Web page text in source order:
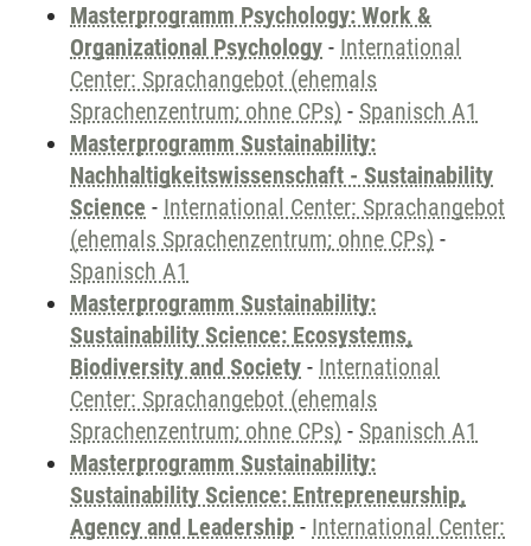
Masterprogramm Psychology: Work &
Organizational Psychology - International
Center: Sprachangebot (ehemals
Sprachenzentrum; ohne CPs) - Spanisch A1
Masterprogramm Sustainability:
Nachhaltigkeitswissenschaft - Sustainability
Science - International Center: Sprachangebot
(ehemals Sprachenzentrum; ohne CPs) -
Spanisch A1
Masterprogramm Sustainability:
Sustainability Science: Ecosystems,
Biodiversity and Society - International
Center: Sprachangebot (ehemals
Sprachenzentrum; ohne CPs) - Spanisch A1
Masterprogramm Sustainability:
Sustainability Science: Entrepreneurship,
Agency and Leadership - International Center: